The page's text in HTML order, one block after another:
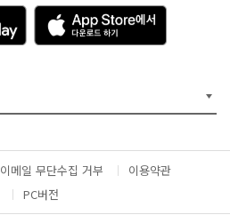
A
p
p
e
서
다
운
드
이메일 무단수집 거부
이용약관
PC버전